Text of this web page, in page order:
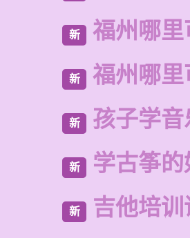
新 福州哪
新 福州哪
新 孩子学
新 学古筝
新 吉他培训